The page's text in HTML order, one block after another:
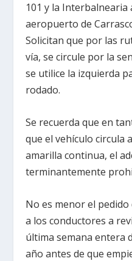
101 y la Interbalnearia
aeropuerto de
Solicitan que por las
vía, se circule por la
se utilice la izquierda
rodado.
Se recuerda que en
que el vehículo circula
amarilla continua, el
terminantemente
No es menor el
a los conductores a
última semana entera
año antes de que